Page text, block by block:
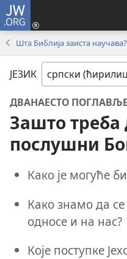
JW.ORG
Шта Библија заиста научава?
ЈЕЗИК
ДВАНАЕСТО ПОГЛАВЉЕ
Зашто треба
послушни
Како је могуће
Како знамо да
односе и на нас?
Које поступке